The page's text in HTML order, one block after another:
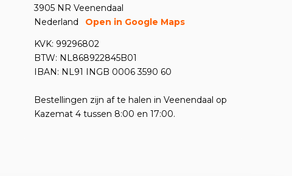
3905 NR Veenendaal
Nederland
Open in Google Maps
KVK: 99296802
BTW: NL868922845B01
IBAN: NL91 INGB 0006 3590 60
Bestellingen zijn af te halen in Veenendaal op
Kazemat 4 tussen 8:00 en 17:00.